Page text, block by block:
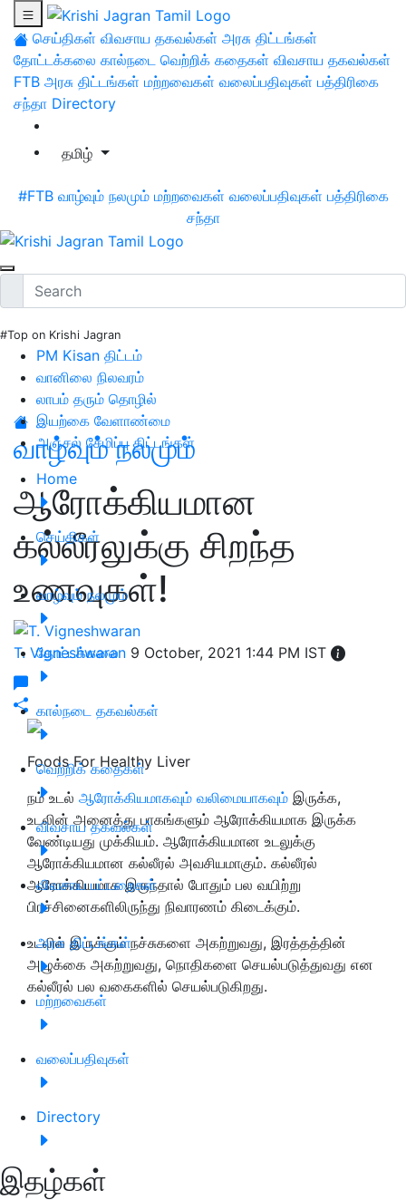
செய்திகள் விவசாய தகவல்கள் அரசு திட்டங்கள்
தோட்டக்கலை கால்நடை வெற்றிக் கதைகள் விவசாய தகவல்கள்
FTB அரசு திட்டங்கள் மற்றவைகள் வலைப்பதிவுகள் பத்திரிகை
சந்தா Directory
தமிழ்
#FTB வாழ்வும் நலமும் மற்றவைகள் வலைப்பதிவுகள் பத்திரிகை
சந்தா
#Top on Krishi Jagran
PM Kisan திட்டம்
வானிலை நிலவரம்
லாபம் தரும் தொழில்
இயற்கை வேளாண்மை
அஞ்சல் சேமிப்பு திட்டங்கள்
Home
செய்திகள்
வாழ்வும் நலமும்
தோட்டக்கலை
கால்நடை தகவல்கள்
வெற்றிக் கதைகள்
விவசாய தகவல்கள்
விவசாய பட்டறைகள்
அரசு திட்டங்கள்
மற்றவைகள்
வலைப்பதிவுகள்
Directory
இதழ்கள்
வாழ்வும் நலமும்
ஆரோக்கியமான
கல்லீரலுக்கு சிறந்த
உணவுகள்!
T. Vigneshwaran 9 October, 2021 1:44 PM IST
Foods For Healthy Liver
நம் உடல் ஆரோக்கியமாகவும் வலிமையாகவும் இருக்க,
உடலின் அனைத்து பாகங்களும் ஆரோக்கியமாக இருக்க
வேண்டியது முக்கியம். ஆரோக்கியமான உடலுக்கு
ஆரோக்கியமான கல்லீரல் அவசியமாகும். கல்லீரல்
ஆரோக்கியமாக இருந்தால் போதும் பல வயிற்று
பிரச்சினைகளிலிருந்து நிவாரணம் கிடைக்கும்.
உடலில் இருக்கும் நச்சுகளை அகற்றுவது, இரத்தத்தின்
அழுக்கை அகற்றுவது, நொதிகளை செயல்படுத்துவது என
கல்லீரல் பல வகைகளில் செயல்படுகிறது.